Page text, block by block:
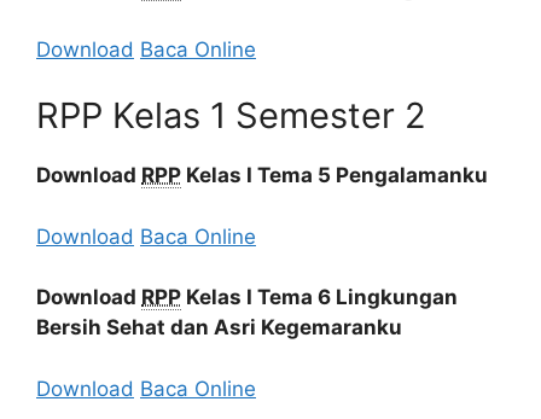
Download Baca Online
RPP Kelas 1 Semester 2
Download RPP Kelas I Tema 5 Pengalamanku
Download Baca Online
Download RPP Kelas I Tema 6 Lingkungan
Bersih Sehat dan Asri Kegemaranku
Download Baca Online